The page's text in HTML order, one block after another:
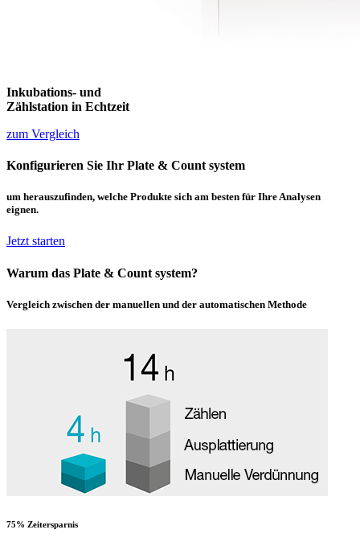
Inkubations- und
Zählstation in Echtzeit
zum Vergleich
Konfigurieren Sie Ihr Plate & Count system
um herauszufinden, welche Produkte sich am besten für Ihre Analysen
eignen.
Jetzt starten
Warum das Plate & Count system?
Vergleich zwischen der manuellen und der automatischen Methode
75% Zeitersparnis